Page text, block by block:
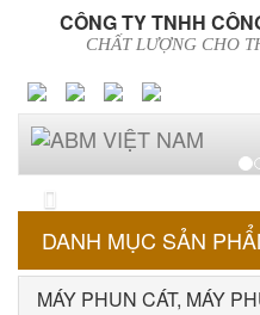
CÔNG TY TNHH
CHẤT LƯỢNG CHO
Previous
DANH MỤC SẢN
MÁY PHUN CÁT, MÁY